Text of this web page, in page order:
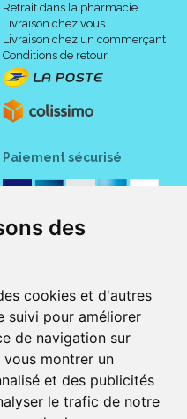
des
cookies et d'autres
suivi pour améliorer
de navigation sur
montrer un
et des publicités
le trafic de notre
Retrait dans la pharmacie
Livraison chez vous
Livraison chez un commerçant
Conditions de retour
Paiement sécurisé
pharmacie française certifiée ISO
internet de la pharmacie du centre
références, au prix les plus bas possible
médical. 1700 en médicaments sans
les service suivants :
sur la France (Andorre, Monaco et
Colissimo et ses partenaires à l'